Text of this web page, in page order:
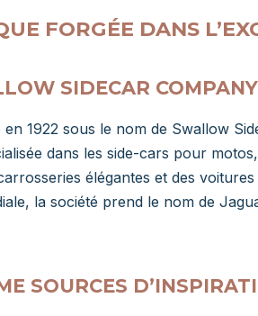
FORGÉE DANS
SIDECAR COMPANY
en 1922 sous le nom de Swallow
dans les side-cars pour
élégantes et des
la société prend le nom de
SOURCES